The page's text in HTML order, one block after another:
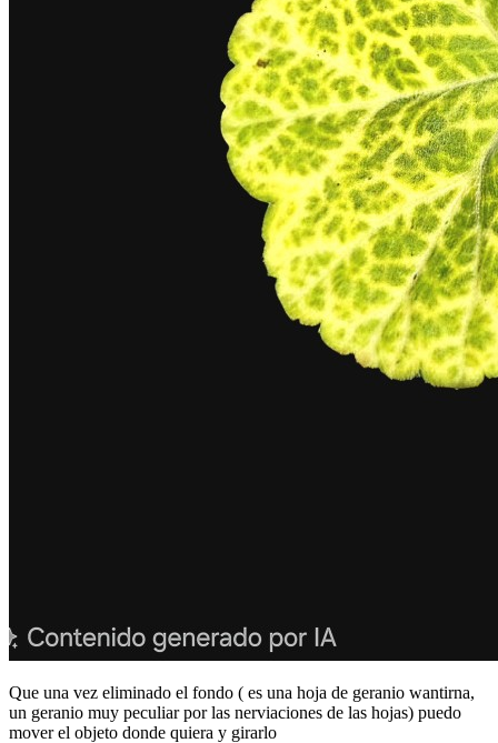
Que una vez eliminado el fondo ( es una hoja de geranio wantirna,
un geranio muy peculiar por las nerviaciones de las hojas) puedo
mover el objeto donde quiera y girarlo